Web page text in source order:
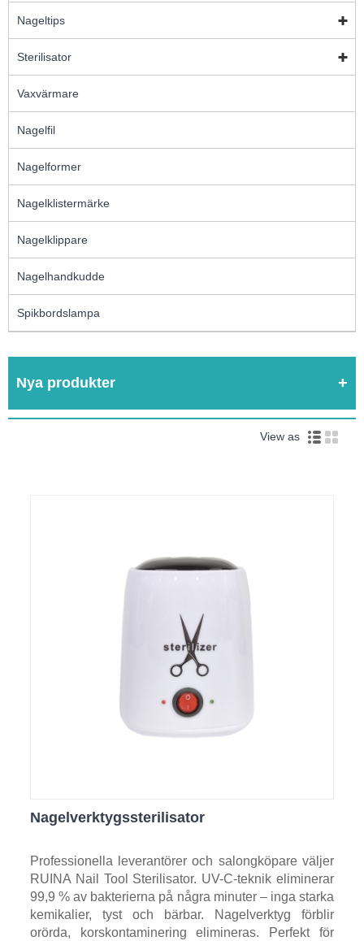
Nageltips
Sterilisator
Vaxvärmare
Nagelfil
Nagelformer
Nagelklistermärke
Nagelklippare
Nagelhandkudde
Spikbordslampa
Nya produkter
View as
Nagelverktygssterilisator
Professionella leverantörer och salongköpare väljer
RUINA Nail Tool Sterilisator. UV-C-teknik eliminerar
99,9 % av bakterierna på några minuter – inga starka
kemikalier, tyst och bärbar. Nagelverktyg förblir
orörda, korskontaminering elimineras. Perfekt för